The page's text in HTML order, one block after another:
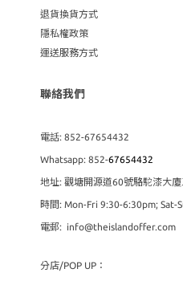
退貨換貨方式
隱私權政策
運送服務方式
聯絡我們
電話: 852-67654432
Whatsapp: 852-67654432
地址: 觀塘開源道60號駱駝漆大
時間: Mon-Fri 9:30-6:30pm; Sat-
電郵: info@theislandoffer.com
分店/POP UP：